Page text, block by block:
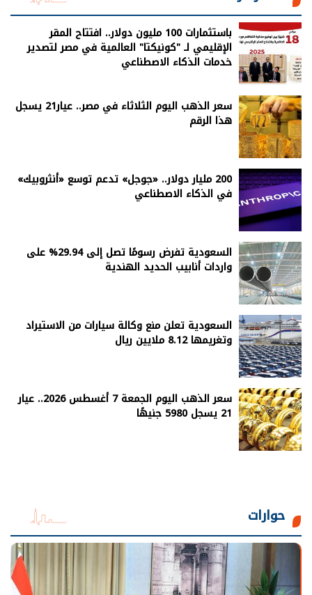
باستثمارات 100 مليون دولار.. افتتاح المقر
الإقليمي لـ "كونيكتا" العالمية في مصر لتصدير
خدمات الذكاء الاصطناعي
سعر الذهب اليوم الثلاثاء في مصر.. عيار21 يسجل
هذا الرقم
200 مليار دولار.. «جوجل» تدعم توسع «أنثروبيك»
في الذكاء الاصطناعي
السعودية تفرض رسومًا تصل إلى 29.94% على
واردات أنابيب الحديد الهندية
السعودية تعلن منع وكالة سيارات من الاستيراد
وتغريمها 8.12 ملايين ريال
سعر الذهب اليوم الجمعة 7 أغسطس 2026.. عيار
21 يسجل 5980 جنيهًا
حوارات